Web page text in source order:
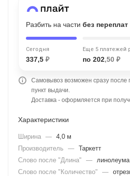
Разбить на части без переплат
Сегодня
337,5 ₽
Еще 5 платежей
по 202,50 ₽
Самовывоз возможен сразу после
пункт выдачи.
Доставка - оформляется при
Характеристики
Ширина — 4,0 м
Производитель
— Таркетт
Слово после "Длина"
— линолеума
Слово после "Количество"
—
недели